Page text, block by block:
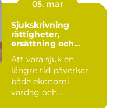
05. mar
Sjukskrivning
rättigheter,
ersättning och
Att vara sjuk en
längre tid påverkar
både ekonomi,
vardag och